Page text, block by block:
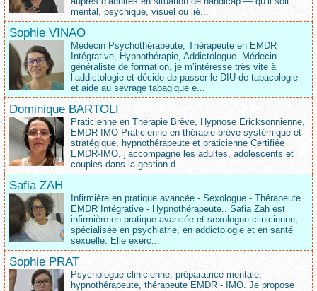
mental, psychique, visuel ou lié...
Sophie VINAO
Médecin Psychothérapeute, Thérapeute en EMDR
Intégrative, Hypnothérapie, Addictologue. Médecin
généraliste de formation, je m’intéresse très vite à
l’addictologie et décide de passer le DIU de tabacologie
et aide au sevrage tabagique e...
Dominique BARTOLI
Praticienne en Thérapie Brève, Hypnose Ericksonnienne,
EMDR-IMO Praticienne en thérapie brève systémique et
stratégique, hypnothérapeute et praticienne Certifiée
EMDR-IMO, j’accompagne les adultes, adolescents et
couples dans la gestion d...
Safia ZAH
Infirmière en pratique avancée - Sexologue - Thérapeute
EMDR Intégrative - Hypnothérapeute.. Safia Zah est
infirmière en pratique avancée et sexologue clinicienne,
spécialisée en psychiatrie, en addictologie et en santé
sexuelle. Elle exerc...
Sophie PRAT
Psychologue clinicienne, préparatrice mentale,
hypnothérapeute, thérapeute EMDR - IMO. Je propose